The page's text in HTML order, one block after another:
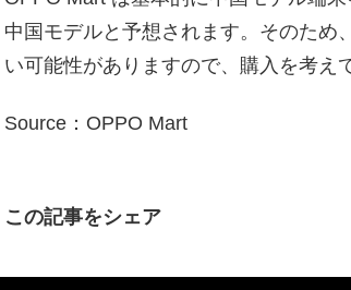
中国モデルと予想されます。そのため
い可能性がありますので、購入を考え
Source：OPPO Mart
この記事をシェア